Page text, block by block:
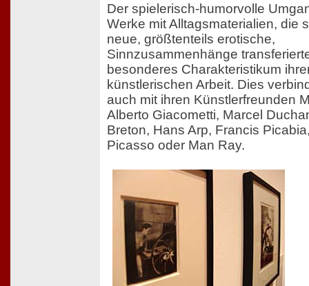
Der spielerisch-humorvolle
Werke mit Alltagsmaterialien, die
neue, größtenteils erotische,
Sinnzusammenhänge
besonderes Charakteristikum
künstlerischen Arbeit. Dies
auch mit ihren Künstlerfreunden
Alberto Giacometti, Marcel
Breton, Hans Arp, Francis
Picasso oder Man Ray.